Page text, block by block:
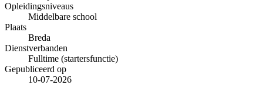
Opleidingsniveaus
Middelbare school
Plaats
Breda
Dienstverbanden
Fulltime (startersfunctie)
Gepubliceerd op
10-07-2026